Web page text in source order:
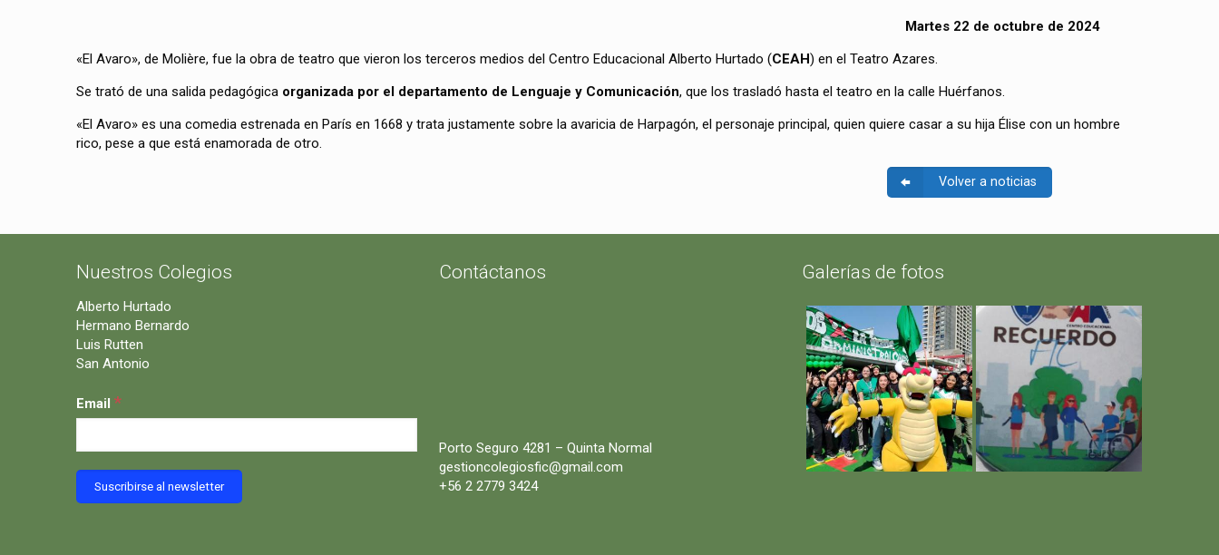
Martes 22 de octubre de 2024
«El Avaro», de Molière, fue la obra de teatro que vieron los terceros medios del Centro Educacional Alberto Hurtado (CEAH) en el Teatro Azares.
Se trató de una salida pedagógica organizada por el departamento de Lenguaje y Comunicación, que los trasladó hasta el teatro en la calle Huérfanos.
«El Avaro» es una comedia estrenada en París en 1668 y trata justamente sobre la avaricia de Harpagón, el personaje principal, quien quiere casar a su hija Élise con un hombre
rico, pese a que está enamorada de otro.
Volver a noticias
Nuestros Colegios
Alberto Hurtado
Hermano Bernardo
Luis Rutten
San Antonio
Email *
Contáctanos
Porto Seguro 4281 – Quinta Normal
gestioncolegiosfic@gmail.com
+56 2 2779 3424
Galerías de fotos